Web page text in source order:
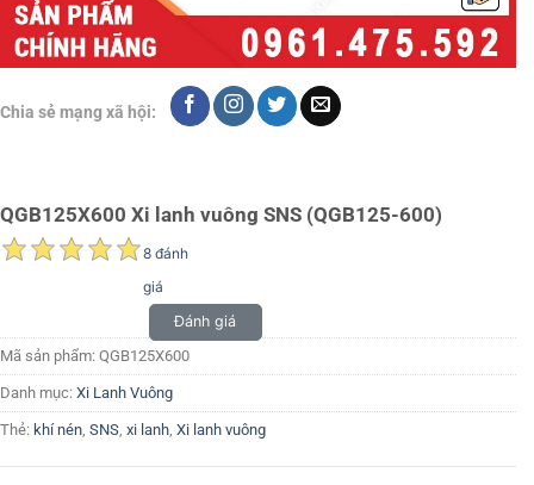
Chia sẻ mạng xã hội:
QGB125X600 Xi lanh vuông SNS (QGB125-600)
8 đánh
giá
Đánh giá
Mã sản phẩm: QGB125X600
Danh mục: Xi Lanh Vuông
Thẻ: khí nén SNS xi lanh Xi lanh vuông